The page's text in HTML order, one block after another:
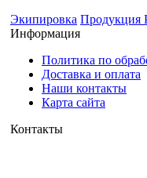
Экипировка Продукция
Информация
Политика по
Доставка и оплата
Наши контакты
Карта сайта
Контакты